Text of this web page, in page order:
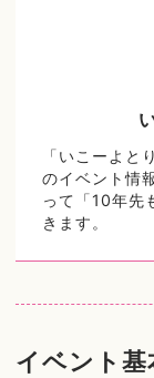
「いこーよと
のイベント情
って「10年先
きます。
イベント基